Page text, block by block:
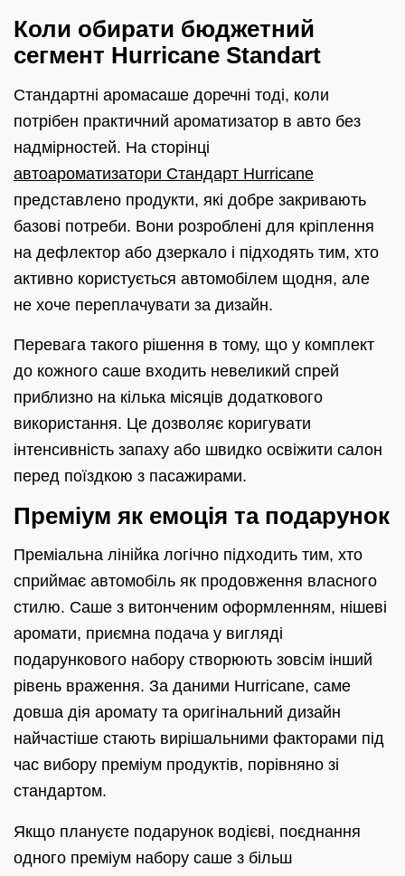
Коли обирати бюджетний
сегмент Hurricane Standart
Стандартні аромасаше доречні тоді, коли
потрібен практичний ароматизатор в авто без
надмірностей. На сторінці
автоароматизатори Стандарт Hurricane
представлено продукти, які добре закривають
базові потреби. Вони розроблені для кріплення
на дефлектор або дзеркало і підходять тим, хто
активно користується автомобілем щодня, але
не хоче переплачувати за дизайн.
Перевага такого рішення в тому, що у комплект
до кожного саше входить невеликий спрей
приблизно на кілька місяців додаткового
використання. Це дозволяє коригувати
інтенсивність запаху або швидко освіжити салон
перед поїздкою з пасажирами.
Преміум як емоція та подарунок
Преміальна лінійка логічно підходить тим, хто
сприймає автомобіль як продовження власного
стилю. Саше з витонченим оформленням, нішеві
аромати, приємна подача у вигляді
подарункового набору створюють зовсім інший
рівень враження. За даними Hurricane, саме
довша дія аромату та оригінальний дизайн
найчастіше стають вирішальними факторами під
час вибору преміум продуктів, порівняно зі
стандартом.
Якщо плануєте подарунок водієві, поєднання
одного преміум набору саше з більш